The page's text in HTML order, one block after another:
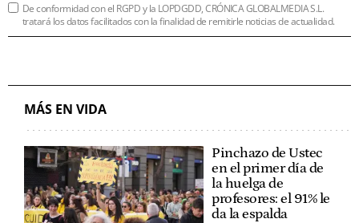
De conformidad con el RGPD y la LOPDGDD, CRÓNICA GLOBALMEDIA S.L.
tratará los datos facilitados con la finalidad de remitirle noticias de actualidad.
MÁS EN VIDA
Pinchazo de Ustec
en el primer día de
la huelga de
profesores: el 91% le
da la espalda